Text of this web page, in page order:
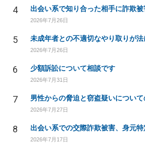
4
2026年7月26日
5 未成年者との不適切なやり取りが
2026年7月26日
6 少額訴訟について相談です
2026年7月31日
7 男性からの脅迫と窃盗疑いについ
2026年7月27日
8 出会い系での交際詐欺被害、身元
2026年7月17日